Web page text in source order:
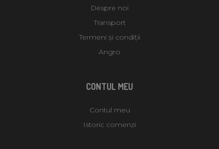
Despre noi
Transport
Termeni și condiții
Angro
CONTUL MEU
Contul meu
Istoric comenzi